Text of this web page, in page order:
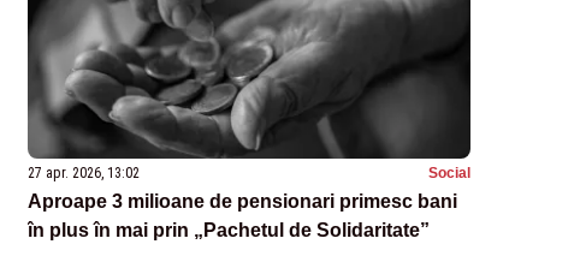
27 apr. 2026, 13:02 Social
Aproape 3 milioane de pensionari primesc bani
în plus în mai prin „Pachetul de Solidaritate”